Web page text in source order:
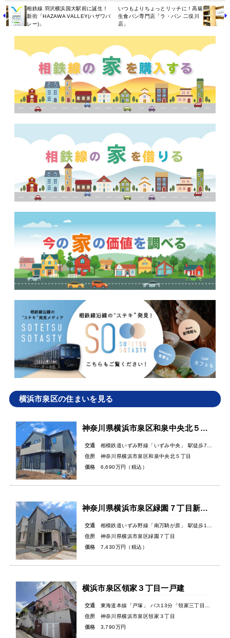
相鉄線 羽沢横浜国大駅前に誕生！
新街「HAZAWA VALLEY(ハザワバ
レー)」
いつもよりちょっとリッチに！高級
生食パン専門店「ラ・パン 二俣川
店」
横浜市泉区の住まいを見る
神奈川県横浜市泉区和泉中央北５丁目新築戸建
交通
相模鉄道いずみ野線「いずみ中央」 駅徒歩7分
住所
神奈川県横浜市泉区和泉中央北５丁目
価格
6,690万円（税込）
神奈川県横浜市泉区緑園７丁目新築戸建
交通
相模鉄道いずみ野線「南万騎が原」 駅徒歩10分
住所
神奈川県横浜市泉区緑園７丁目
価格
7,430万円（税込）
横浜市泉区領家３丁目一戸建
交通
東海道本線「戸塚」 バス13分「領家三丁目」バス停徒歩3分
住所
神奈川県横浜市泉区領家３丁目
価格
3,790万円